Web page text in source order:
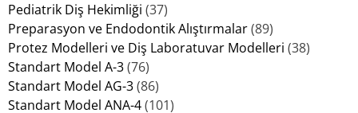
Pediatrik Diş Hekimliği (37)
Preparasyon ve Endodontik Alıştırmalar(89)
Protez Modelleri ve Diş Laboratuvar Modelleri (38)
Standart Model A-3(76)
Standart Model AG-3(86)
Standart Model ANA-4(101)